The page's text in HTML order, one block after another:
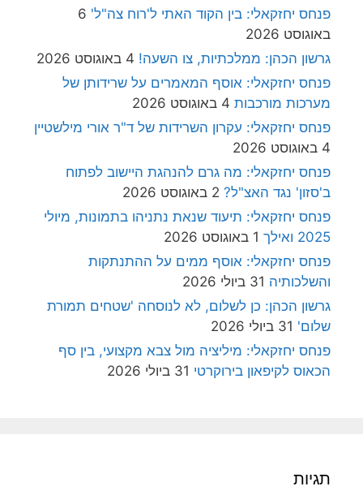
פנחס יחזקאלי: בין הקוד האתי ל'רוח צה"ל' 6
באוגוסט 2026
גרשון הכהן: ממלכתיות, צו השעה! 4 באוגוסט 2026
פנחס יחזקאלי: אוסף המאמרים על שרידותן של
מערכות מורכבות 4 באוגוסט 2026
פנחס יחזקאלי: עקרון השרידות של ד"ר אורי מילשטיין
4 באוגוסט 2026
פנחס יחזקאלי: מה גרם להנהגת היישוב לפתוח
ב'סזון' נגד האצ"ל? 2 באוגוסט 2026
פנחס יחזקאלי: תיעוד שנאת נתניהו בתמונות, מיולי
2025 ואילך
1 באוגוסט 2026
פנחס יחזקאלי: אוסף ממים על ההתנתקות
והשלכותיה 31 ביולי 2026
גרשון הכהן: כן לשלום, לא לנוסחה 'שטחים תמורת
שלום' 31 ביולי 2026
פנחס יחזקאלי: מיליציה מול צבא מקצועי, בין סף
הכאוס לקיפאון בירוקרטי 31 ביולי 2026
תגיות